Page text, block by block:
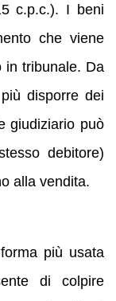
c.p.c.). I beni
che viene
in tribunale. Da
disporre dei
giudiziario può
debitore)
alla vendita.
più usata
di colpire